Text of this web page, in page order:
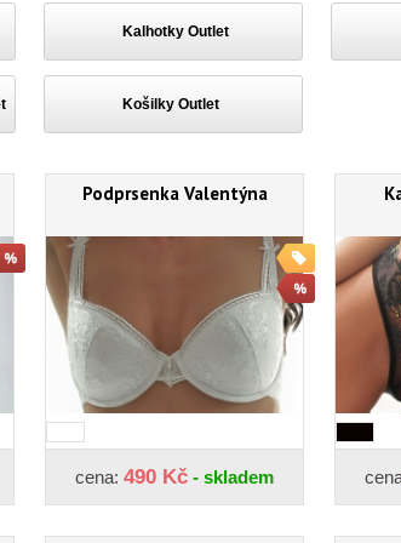
Kalhotky Outlet
Košilky Outlet
Podprsenka Valentýna
cena: 490 Kč - skladem